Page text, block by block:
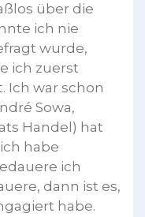
über die
ich nie
wurde,
ich zuerst
Ich war schon
Sowa,
Handel) hat
habe
ich
dann ist es,
habe.